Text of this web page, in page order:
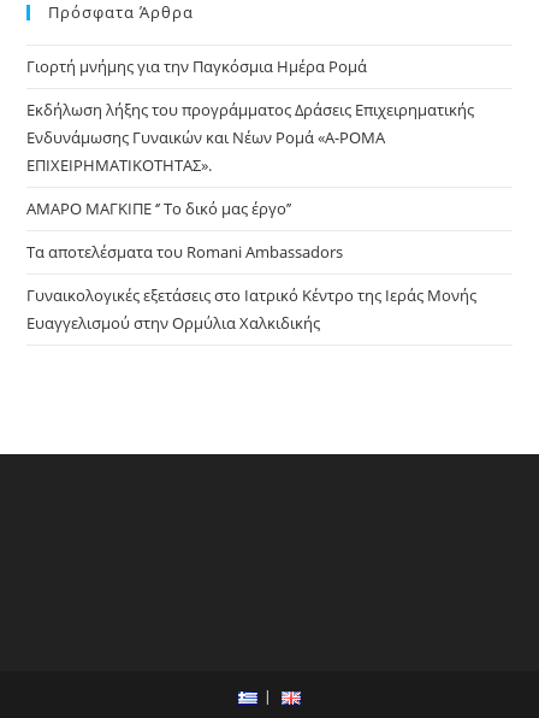
Πρόσφατα Άρθρα
Γιορτή μνήμης για την Παγκόσμια Ημέρα Ρομά
Εκδήλωση λήξης του προγράμματος Δράσεις Επιχειρηματικής
Ενδυνάμωσης Γυναικών και Νέων Ρομά «Α-ΡΟΜΑ
ΕΠΙΧΕΙΡΗΜΑΤΙΚΟΤΗΤΑΣ».
ΑΜΑΡΟ ΜΑΓΚΙΠΕ ‘’ Το δικό μας έργο’’
Τα αποτελέσματα του Romani Ambassadors
Γυναικολογικές εξετάσεις στο Ιατρικό Κέντρο της Ιεράς Μονής
Ευαγγελισμού στην Ορμύλια Χαλκιδικής